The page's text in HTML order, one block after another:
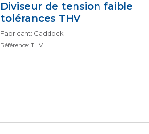
Diviseur de tension faible
tolérances THV
Fabricant: Caddock
Référence: THV